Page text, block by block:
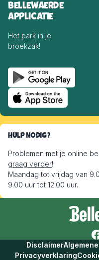
BELLEWAERDE
APPLICATIE
Het park in je
broekzak!
HULP NODIG?
Problemen met je online
graag verder!
Maandag tot vrijdag van
9.00 uur tot 12.00 uur.
Disclaimer
Privacyverklaring